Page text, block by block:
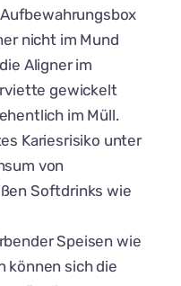
nicht im Mund
Aligner im
gewickelt
im Müll.
Kariesrisiko unter
von
Softdrinks wie
Speisen wie
können sich die